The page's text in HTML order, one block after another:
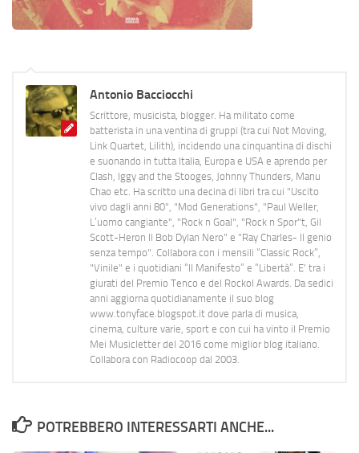
Antonio Bacciocchi
Scrittore, musicista, blogger. Ha militato come
batterista in una ventina di gruppi (tra cui Not Moving,
Link Quartet, Lilith), incidendo una cinquantina di dischi
e suonando in tutta Italia, Europa e USA e aprendo per
Clash, Iggy and the Stooges, Johnny Thunders, Manu
Chao etc. Ha scritto una decina di libri tra cui "Uscito
vivo dagli anni 80", "Mod Generations", "Paul Weller,
L’uomo cangiante", "Rock n Goal", "Rock n Spor"t, Gil
Scott-Heron Il Bob Dylan Nero" e "Ray Charles- Il genio
senza tempo". Collabora con i mensili “Classic Rock”,
"Vinile" e i quotidiani “Il Manifesto” e “Libertà”. E' tra i
giurati del Premio Tenco e del Rockol Awards. Da sedici
anni aggiorna quotidianamente il suo blog
www.tonyface.blogspot.it dove parla di musica,
cinema, culture varie, sport e con cui ha vinto il Premio
Mei Musicletter del 2016 come miglior blog italiano.
Collabora con Radiocoop dal 2003.
POTREBBERO INTERESSARTI ANCHE...